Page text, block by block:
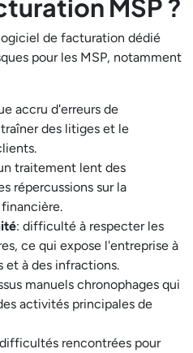
MSP ?
de facturation dédié
pour les MSP, notamment
accru d'erreurs de
des litiges et le
traitement lent des
répercussions sur la
: difficulté à respecter les
ce qui expose l'entreprise à
et à des infractions.
manuels chronophages qui
activités principales de
rencontrées pour